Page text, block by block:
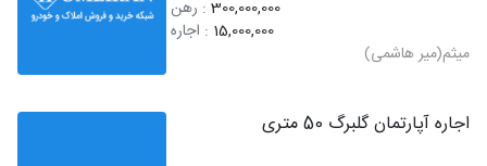
300,000,000 : رهن
15,000,000 : اجاره
میثم(میر هاشمی)
اجاره آپارتمان گلبرگ 50 متری